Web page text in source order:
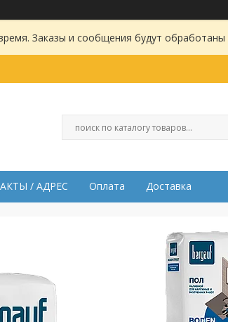
Заказы и сообщения будут
/ АДРЕС Оплата Доставка